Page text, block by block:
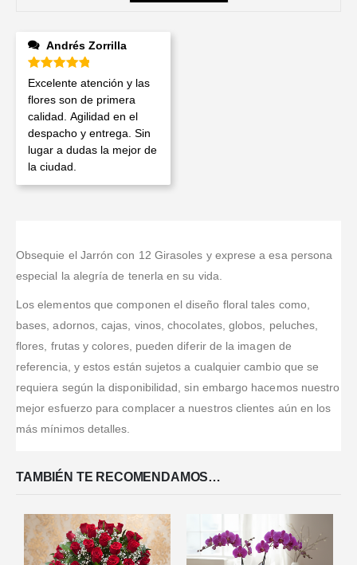
Andrés Zorrilla
Valorado en de 5
Excelente atención y las
flores son de primera
calidad. Agilidad en el
despacho y entrega. Sin
lugar a dudas la mejor de
la ciudad.
Obsequie el Jarrón con 12 Girasoles y exprese a esa persona
especial la alegría de tenerla en su vida.
Los elementos que componen el diseño floral tales como,
bases, adornos, cajas, vinos, chocolates, globos, peluches,
flores, frutas y colores, pueden diferir de la imagen de
referencia, y estos están sujetos a cualquier cambio que se
requiera según la disponibilidad, sin embargo hacemos nuestro
mejor esfuerzo para complacer a nuestros clientes aún en los
más mínimos detalles.
TAMBIÉN TE RECOMENDAMOS…